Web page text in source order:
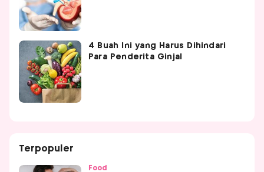
4 Buah Ini yang Harus Dihindari
Para Penderita Ginjal
Terpopuler
Food